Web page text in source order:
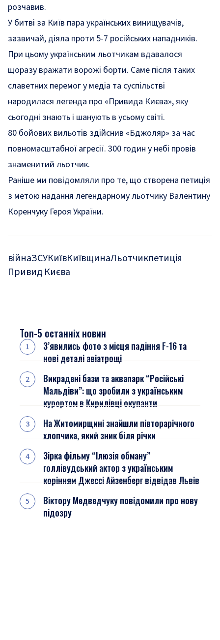
розчавив.
У битві за Київ пара українських винищувачів,
зазвичай, діяла проти 5-7 російських нападників.
При цьому українським льотчикам вдавалося
щоразу вражати ворожі борти. Саме після таких
славетних перемог у медіа та суспільстві
народилася легенда про «Привида Києва», яку
сьогодні знають і шанують в усьому світі.
80 бойових вильотів здійснив «Бджоляр» за час
повномасштабної агресії. 300 годин у небі провів
знаменитий льотчик.
Раніше ми повідомляли про те, що створена петиція
з метою надання легендарному льотчику Валентину
Коренчуку Героя України.
війнаЗСУКиївКиївщинаЛьотчикпетиція
Привид Києва
Топ-5 останніх новин
З’явились фото з місця падіння F-16 та
нові деталі авіатрощі
Викрадені бази та аквапарк “Російські
Мальдіви”: що зробили з українським
курортом в Кирилівці окупанти
На Житомирщині знайшли півторарічного
хлопчика, який зник біля річки
Зірка фільму “Ілюзія обману”
голлівудський актор з українським
корінням Джессі Айзенберг відвідав Львів
Віктору Медведчуку повідомили про нову
підозру